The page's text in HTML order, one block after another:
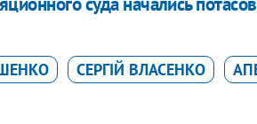
СЕРГІЙ ВЛАСЕНКО